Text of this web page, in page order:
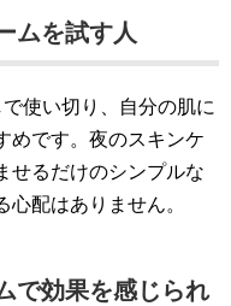
ムを試す人
使い切り、自分の肌に
めです。夜のスキンケ
せるだけのシンプルな
配はありません。
で効果を感じられ